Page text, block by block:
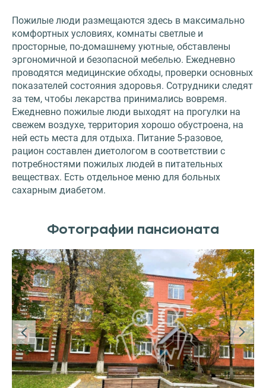
Пожилые люди размещаются здесь в максимально
комфортных условиях, комнаты светлые и
просторные, по-домашнему уютные, обставлены
эргономичной и безопасной мебелью. Ежедневно
проводятся медицинские обходы, проверки основных
показателей состояния здоровья. Сотрудники следят
за тем, чтобы лекарства принимались вовремя.
Ежедневно пожилые люди выходят на прогулки на
свежем воздухе, территория хорошо обустроена, на
ней есть места для отдыха. Питание 5-разовое,
рацион составлен диетологом в соответствии с
потребностями пожилых людей в питательных
веществах. Есть отдельное меню для больных
сахарным диабетом.
Фотографии пансионата